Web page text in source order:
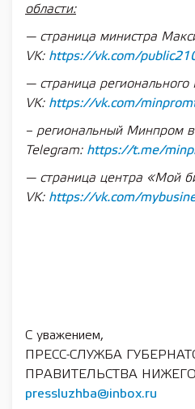
области:
— страница министра
VK: https://vk.com/
— страница
VK: https://vk.com/
– региональный Минпром в
Telegram: https://t.me/
— страница центра «Мой
VK: https://vk.com/
С уважением,
ПРЕСС-СЛУЖБА
ПРАВИТЕЛЬСТВА
pressluzhba@inbox.ru